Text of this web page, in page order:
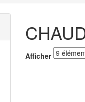
Afficher